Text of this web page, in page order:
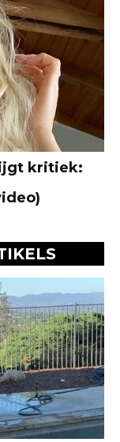
kritiek: